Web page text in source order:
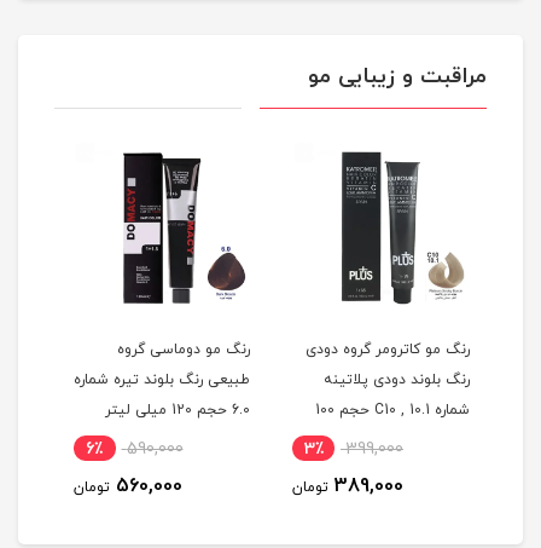
مراقبت و زیبایی مو
رنگ مو کاترومر گروه دودی
رنگ بلوند دودی پلاتینه
شماره C10 , 10.1 حجم 100
399,000 3٪
389,000 تومان
رنگ مو دوماسی گروه
طبیعی رنگ بلوند تیره شماره
6.0 حجم 120 میلی لیتر
590,000 6٪
560,000 تومان